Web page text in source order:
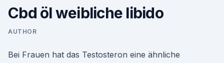
Cbd öl weibliche libido
AUTHOR
Bei Frauen hat das Testosteron eine ähnliche